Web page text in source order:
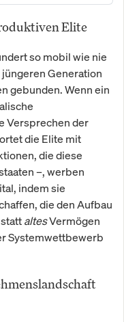
Elite
so mobil wie nie
Generation
gebunden. Wenn ein
Versprechen der
die Elite mit
die diese
–, werben
indem sie
die den Aufbau
altesVermögen
Systemwettbewerb